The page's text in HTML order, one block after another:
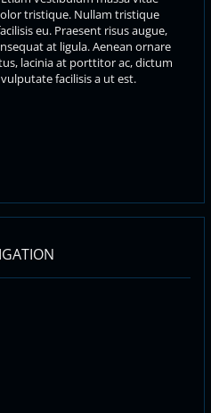
tristique. Nullam tristique
eu. Praesent risus augue,
at ligula. Aenean ornare
lacinia at porttitor ac, dictum
facilisis a ut est.